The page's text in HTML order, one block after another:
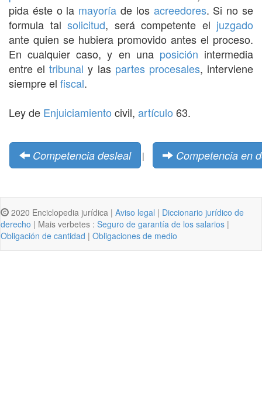
pida éste o la mayoría de los acreedores. Si no se
formula tal solicitud, será competente el juzgado
ante quien se hubiera promovido antes el proceso.
En cualquier caso, y en una posición intermedia
entre eltribunal y las partes procesales, interviene
siempre el fiscal.
Ley de Enjuiciamiento civil, artículo 63.
Competencia desleal | Competencia en
2020 Enciclopedia jurídica | Aviso legal | Diccionario jurídico de
derecho | Mais verbetes : Seguro de garantía de los salarios |
Obligación de cantidad | Obligaciones de medio